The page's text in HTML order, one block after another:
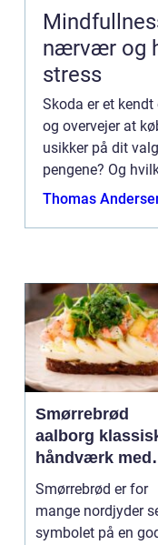
nærvær og
stress
Skoda er et
og overvejer at
usikker på dit
pengene? Og
Skoda? Læs
Thomas
Smørrebrød
aalborg klassisk
håndværk med
moderne twist
Smørrebrød er for
mange nordjyder
symbolet på en